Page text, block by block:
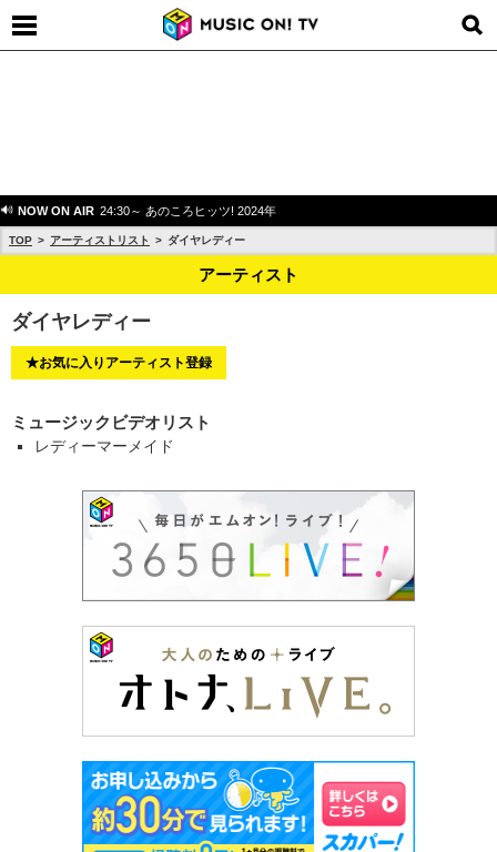
NOW ON AIR 24:30～ あのころヒッツ! 2024年
TOP アーティストリスト ダイヤレディー
アーティスト
ダイヤレディー
★お気に入りアーティスト登録
ミュージックビデオリスト
レディーマーメイド